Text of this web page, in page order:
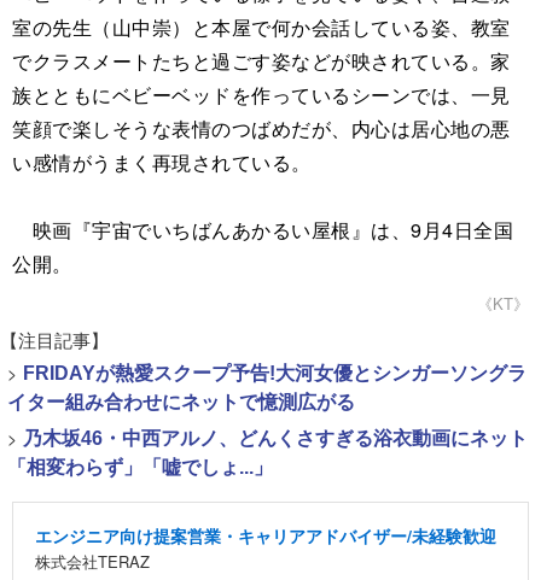
室の先生（山中崇）と本屋で何か会話している姿、教室
でクラスメートたちと過ごす姿などが映されている。家
族とともにベビーベッドを作っているシーンでは、一見
笑顔で楽しそうな表情のつばめだが、内心は居心地の悪
い感情がうまく再現されている。
映画『宇宙でいちばんあかるい屋根』は、9月4日全国
公開。
《KT》
【注目記事】
> FRIDAYが熱愛スクープ予告!大河女優とシンガーソングラ
イター組み合わせにネットで憶測広がる
> 乃木坂46・中西アルノ、どんくさすぎる浴衣動画にネット
「相変わらず」「嘘でしょ...」
エンジニア向け提案営業・キャリアアドバイザー/未経験歓迎
株式会社TERAZ